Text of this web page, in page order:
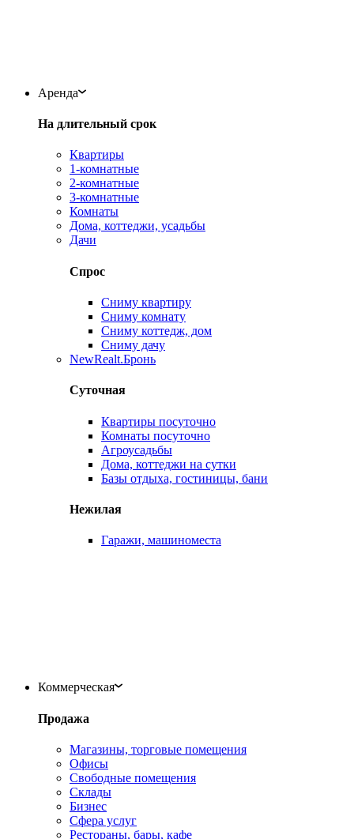
Аренда
На длительный срок
Квартиры
1-комнатные
2-комнатные
3-комнатные
Комнаты
Дома, коттеджи, усадьбы
Дачи
Спрос
Сниму квартиру
Сниму комнату
Сниму коттедж, дом
Сниму дачу
NewRealt.Бронь
Суточная
Квартиры посуточно
Комнаты посуточно
Агроусадьбы
Дома, коттеджи на сутки
Базы отдыха, гостиницы, бани
Нежилая
Гаражи, машиноместа
Коммерческая
Продажа
Магазины, торговые помещения
Офисы
Свободные помещения
Склады
Бизнес
Сфера услуг
Рестораны, бары, кафе